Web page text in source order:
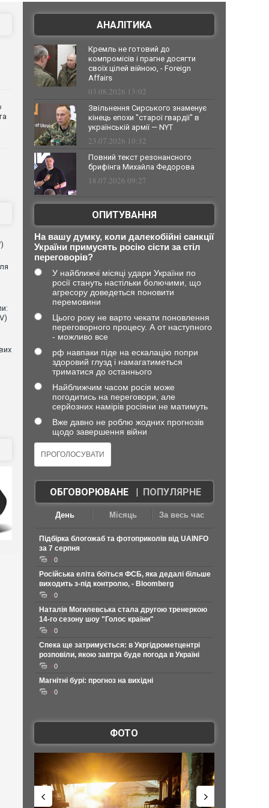
АНАЛІТИКА
Кремль не готовий до
компромісів і прагне досягти
своїх цілей війною, - Foreign
Affairs
03.08.2026 13:02
Звільнення Сирського знаменує
кінець епохи "старої гвардії" в
українській армії — NYT
23.07.2026 10:32
Повний текст резонансного
брифінга Михайла Федорова
18.07.2026 09:27
ОПИТУВАННЯ
На вашу думку, коли далекобійні санкції
України примусять росію сісти за стіл
переговорів?
У найближчі місяці удари України по
росії стануть настільки болючими, що
агресору доведеться поновити
перемовини
Цього року не варто чекати поновлення
переговорного процесу. А от наступного
- можливо все
рф навпаки піде на ескалацію попри
здоровий глузд і намагатиметься
триматися до останнього
Найближчим часом росія може
погодитись на переговори, але
серйозних намірів росіяни не матимуть
Вже давно не роблю жодних прогнозів
щодо завершення війни
ОБГОВОРЮВАНЕ| ПОПУЛЯРНЕ
День Місяць За весь час
Підбірка блогожаб та фотоприколів від UAINFO
за 7 серпня
0
Російська еліта боїться ФСБ, яка дедалі більше
виходить з-під контролю, - Bloomberg
0
Наталія Могилевська стала другою тренеркою
14-го сезону шоу "Голос країни"
0
Спека ще затримується: в Укргідрометцентрі
розповіли, якою завтра буде погода в Україні
0
Магнітні бурі: прогноз на вихідні
0
ФОТО